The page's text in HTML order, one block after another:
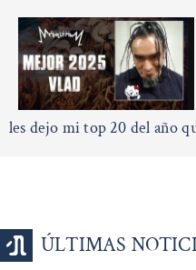
les dejo mi top 20 del año
ÚLTIMAS